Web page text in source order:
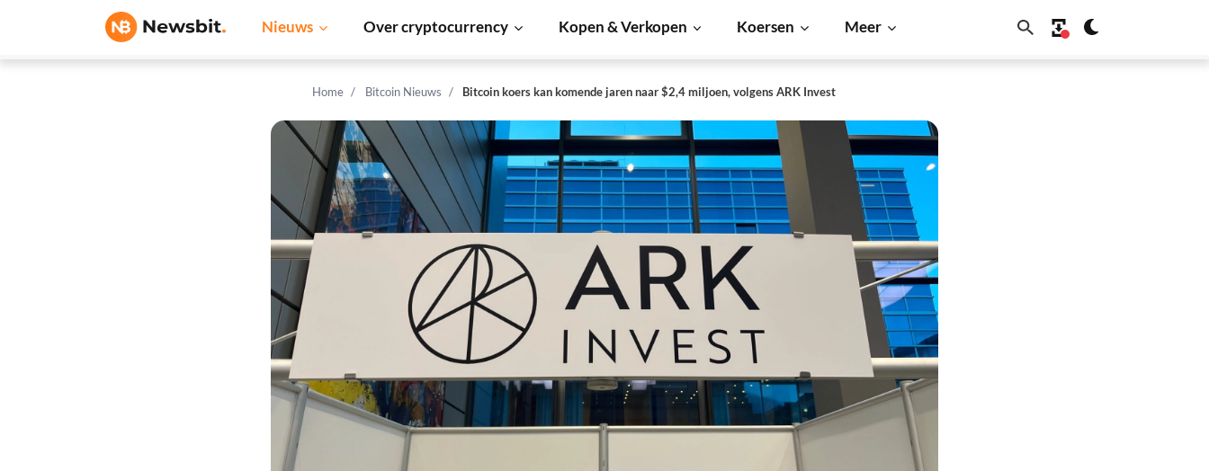
Nieuws Over cryptocurrency Kopen & Verkopen Koersen Meer
Home Bitcoin Nieuws Bitcoin koers kan komende jaren naar $2,4 miljoen, volgens ARK Invest